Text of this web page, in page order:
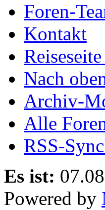
Foren-
Kontakt
Nach
Archiv-
Alle
RSS-
Es ist:
Powered by